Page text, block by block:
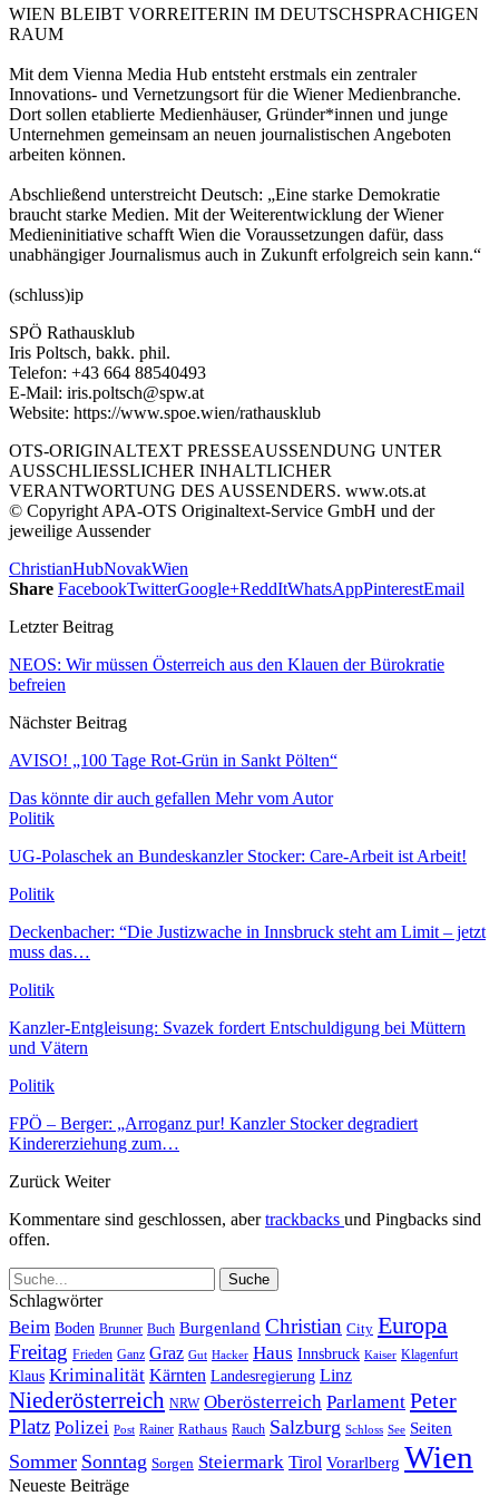
WIEN BLEIBT VORREITERIN IM DEUTSCHSPRACHIGEN
RAUM
Mit dem Vienna Media Hub entsteht erstmals ein zentraler
Innovations- und Vernetzungsort für die Wiener Medienbranche.
Dort sollen etablierte Medienhäuser, Gründer*innen und junge
Unternehmen gemeinsam an neuen journalistischen Angeboten
arbeiten können.
Abschließend unterstreicht Deutsch: „Eine starke Demokratie
braucht starke Medien. Mit der Weiterentwicklung der Wiener
Medieninitiative schafft Wien die Voraussetzungen dafür, dass
unabhängiger Journalismus auch in Zukunft erfolgreich sein kann.“
(schluss)ip
SPÖ Rathausklub
Iris Poltsch, bakk. phil.
Telefon: +43 664 88540493
E-Mail: iris.poltsch@spw.at
Website: https://www.spoe.wien/rathausklub
OTS-ORIGINALTEXT PRESSEAUSSENDUNG UNTER
AUSSCHLIESSLICHER INHALTLICHER
VERANTWORTUNG DES AUSSENDERS. www.ots.at
© Copyright APA-OTS Originaltext-Service GmbH und der
jeweilige Aussender
ChristianHubNovakWien
Share FacebookTwitterGoogle+ReddItWhatsAppPinterestEmail
Letzter Beitrag
NEOS: Wir müssen Österreich aus den Klauen der Bürokratie
befreien
Nächster Beitrag
AVISO! „100 Tage Rot-Grün in Sankt Pölten“
Das könnte dir auch gefallen Mehr vom Autor
Politik
UG-Polaschek an Bundeskanzler Stocker: Care-Arbeit ist Arbeit!
Politik
Deckenbacher: “Die Justizwache in Innsbruck steht am Limit – jetzt
muss das…
Politik
Kanzler-Entgleisung: Svazek fordert Entschuldigung bei Müttern
und Vätern
Politik
FPÖ – Berger: „Arroganz pur! Kanzler Stocker degradiert
Kindererziehung zum…
Zurück Weiter
Kommentare sind geschlossen, abertrackbacks und Pingbacks sind
offen.
Schlagwörter
Beim Boden Brunner Buch Burgenland Christian City Europa
Freitag Frieden Ganz Graz Gut Hacker Haus Innsbruck Kaiser Klagenfurt
Klaus Kriminalität Kärnten Landesregierung Linz
Niederösterreich NRW Oberösterreich Parlament Peter
Platz Polizei Post Rainer Rathaus Rauch Salzburg Schloss See Seiten
Sommer Sonntag Sorgen Steiermark Tirol Vorarlberg Wien
Neueste Beiträge